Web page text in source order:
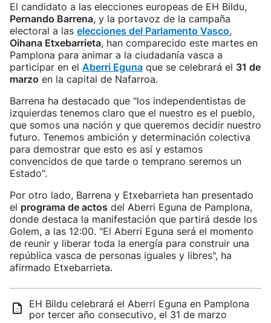
El candidato a las elecciones europeas de EH Bildu,
Pernando Barrena, y la portavoz de la campaña
electoral a las elecciones del Parlamento Vasco,
Oihana Etxebarrieta, han comparecido este martes en
Pamplona para animar a la ciudadanía vasca a
participar en el Aberri Eguna que se celebrará el 31 de
marzo en la capital de Nafarroa.
Barrena ha destacado que "los independentistas de
izquierdas tenemos claro que el nuestro es el pueblo,
que somos una nación y que queremos decidir nuestro
futuro. Tenemos ambición y determinación colectiva
para demostrar que esto es así y estamos
convencidos de que tarde o temprano seremos un
Estado".
Por otro lado, Barrena y Etxebarrieta han presentado
el programa de actos del Aberri Eguna de Pamplona,
donde destaca la manifestación que partirá desde los
Golem, a las 12:00. "El Aberri Eguna será el momento
de reunir y liberar toda la energía para construir una
república vasca de personas iguales y libres", ha
afirmado Etxebarrieta.
EH Bildu celebrará el Aberri Eguna en Pamplona
por tercer año consecutivo, el 31 de marzo